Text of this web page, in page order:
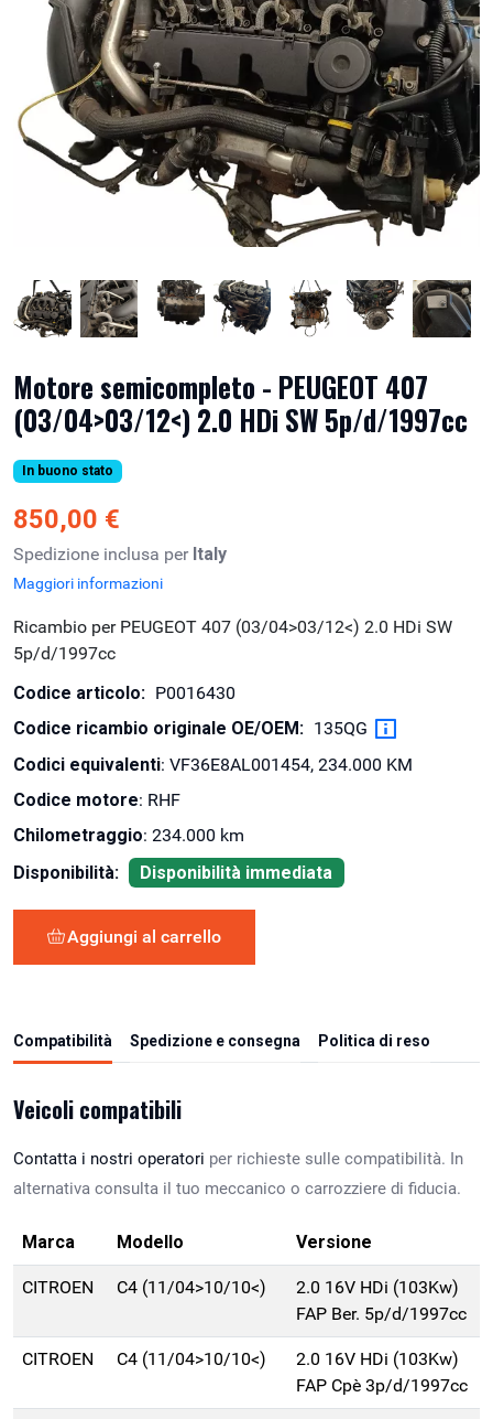
Motore semicompleto - PEUGEOT 407
(03/04>03/12<) 2.0 HDi SW 5p/d/1997cc
In buono stato
850,00 €
Spedizione inclusa per Italy
Maggiori informazioni
Ricambio per PEUGEOT 407 (03/04>03/12<) 2.0 HDi SW
5p/d/1997cc
Codice articolo: P0016430
Codice ricambio originale OE/OEM: 135QG
Codici equivalenti: VF36E8AL001454, 234.000 KM
Codice motore: RHF
Chilometraggio: 234.000 km
Disponibilità:
Disponibilità immediata
Aggiungi al carrello
Compatibilità Spedizione e consegna Politica di reso
Veicoli compatibili
Contatta i nostri operatori per richieste sulle compatibilità. In
alternativa consulta il tuo meccanico o carrozziere di fiducia.
Marca Modello Versione
CITROEN C4 (11/04>10/10<)
2.0 16V HDi (103Kw)
FAP Ber. 5p/d/1997cc
CITROEN C4 (11/04>10/10<)
2.0 16V HDi (103Kw)
FAP Cpè 3p/d/1997cc